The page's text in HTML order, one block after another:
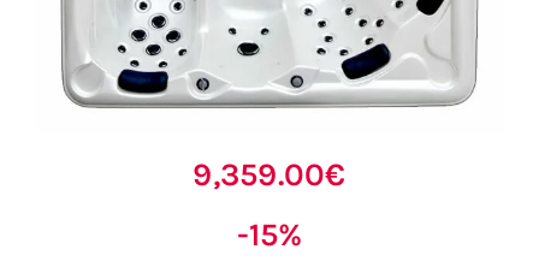
9,359.00€
-15%